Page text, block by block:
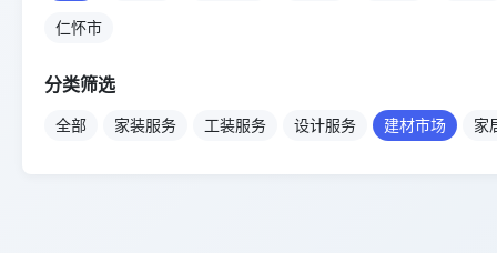
仁怀市
分类筛选
全部 家装服务 工装服务 设计服务 建材市场 家